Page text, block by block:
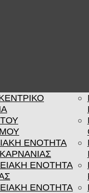
ΕΝΟΤΗΤΑ
ΕΝΟΤΗΤΑ
ΕΝΟΤΗΤΑ